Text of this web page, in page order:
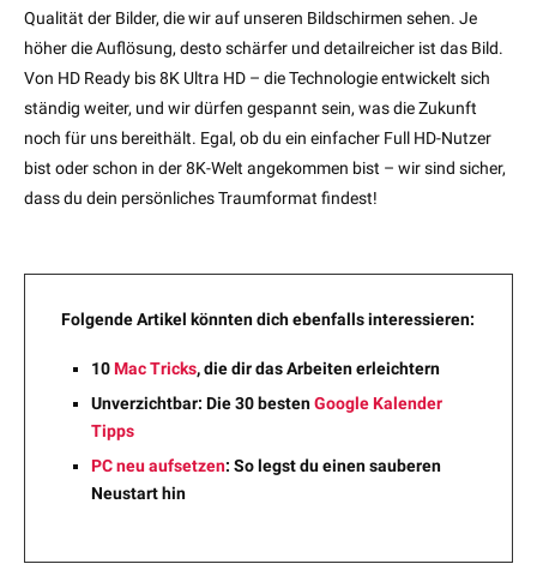
Qualität der Bilder, die wir auf unseren Bildschirmen sehen. Je
höher die Auflösung, desto schärfer und detailreicher ist das Bild.
Von HD Ready bis 8K Ultra HD – die Technologie entwickelt sich
ständig weiter, und wir dürfen gespannt sein, was die Zukunft
noch für uns bereithält. Egal, ob du ein einfacher Full HD-Nutzer
bist oder schon in der 8K-Welt angekommen bist – wir sind sicher,
dass du dein persönliches Traumformat findest!
Folgende Artikel könnten dich ebenfalls interessieren:
10Mac Tricks, die dir das Arbeiten erleichtern
Unverzichtbar: Die 30 bestenGoogle Kalender
Tipps
PC neu aufsetzen: So legst du einen sauberen
Neustart hin